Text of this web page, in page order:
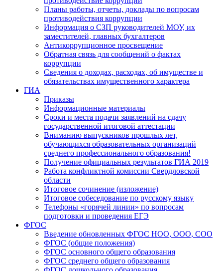
Планы работы, отчеты, доклады по вопросам
противодействия коррупции
Информация о СЗП руководителей МОУ, их
заместителей, главных бухгалтеров
Антикоррупционное просвещение
Обратная связь для сообщений о фактах
коррупции
Сведения о доходах, расходах, об имуществе и
обязательствах имущественного характера
ГИА
Приказы
Информационные материалы
Сроки и места подачи заявлений на сдачу
государственной итоговой аттестации
Вниманию выпускников прошлых лет,
обучающихся образовательных организаций
среднего профессионального образования!
Получение официальных результатов ГИА 2019
Работа конфликтной комиссии Свердловской
области
Итоговое сочинение (изложение)
Итоговое собеседование по русскому языку
Телефоны «горячей линии» по вопросам
подготовки и проведения ЕГЭ
ФГОС
Введение обновленных ФГОС НОО, ООО, СОО
ФГОС (общие положения)
ФГОС основного общего образования
ФГОС среднего общего образования